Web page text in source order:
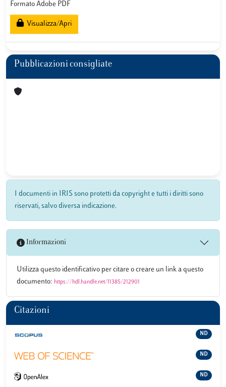
Formato Adobe PDF
Visualizza/Apri
Pubblicazioni consigliate
I documenti in IRIS sono protetti da copyright e tutti i diritti sono
riservati, salvo diversa indicazione.
Informazioni
Utilizza questo identificativo per citare o creare un link a questo
documento: https://hdl.handle.net/11385/212901
Citazioni
ND
ND
ND